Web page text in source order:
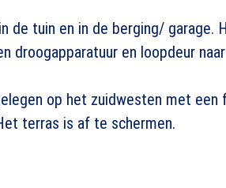
de tuin en in de berging/ garage.
droogapparatuur en loopdeur
op het zuidwesten met een
terras is af te schermen.